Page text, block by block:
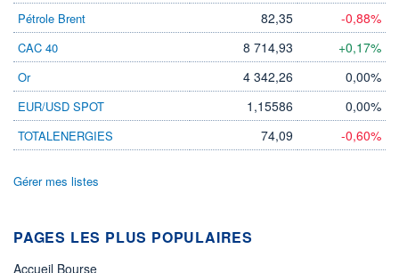
INDICE DE RÉFÉRENCE
NASDAQ Composite
1,0200
CLÔTURE VEILLE
1,0400
+ HAUT
1,0350 1,0200
VALORISATION
0,0000 0,0000
Pétrole Brent
82,35 -0,88%
CAC 40 8 714,93 +0,17%
Or 4 342,26 0,00%
EUR/USD SPOT 1,15586 0,00%
TOTALENERGIES 74,09 -0,60%
Gérer mes listes
PAGES LES PLUS POPULAIRES
Accueil Bourse